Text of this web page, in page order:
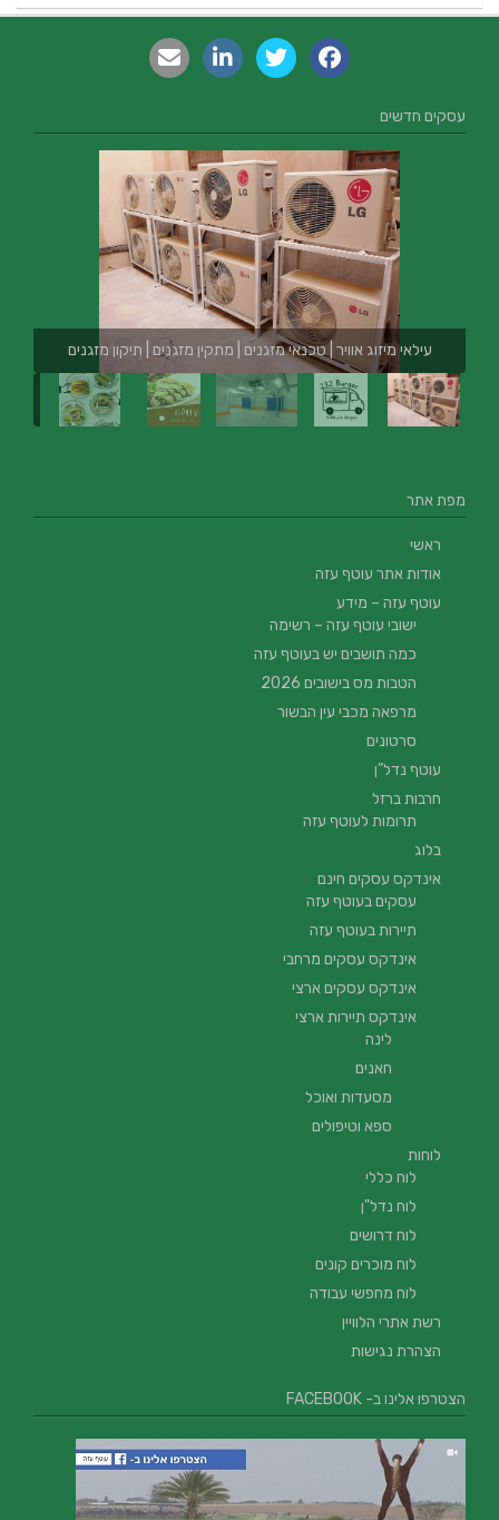
עסקים חדשים
עילאי מיזוג אוויר | טכנאי מזגנים | מתקין מזגנים | תיקון מזגנים
מפת אתר
ראשי
אודות אתר עוטף עזה
עוטף עזה – מידע
ישובי עוטף עזה – רשימה
כמה תושבים יש בעוטף עזה
הטבות מס בישובים 2026
מרפאה מכבי עין הבשור
סרטונים
עוטף נדל”ן
חרבות ברזל
תרומות לעוטף עזה
בלוג
אינדקס עסקים חינם
עסקים בעוטף עזה
תיירות בעוטף עזה
אינדקס עסקים מרחבי
אינדקס עסקים ארצי
אינדקס תיירות ארצי
לינה
חאנים
מסעדות ואוכל
ספא וטיפולים
לוחות
לוח כללי
לוח נדל"ן
לוח דרושים
לוח מוכרים קונים
לוח מחפשי עבודה
רשת אתרי הלוויין
הצהרת נגישות
הצטרפו אלינו ב- FACEBOOK